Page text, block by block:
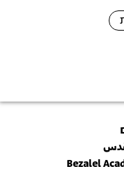
Bezalel